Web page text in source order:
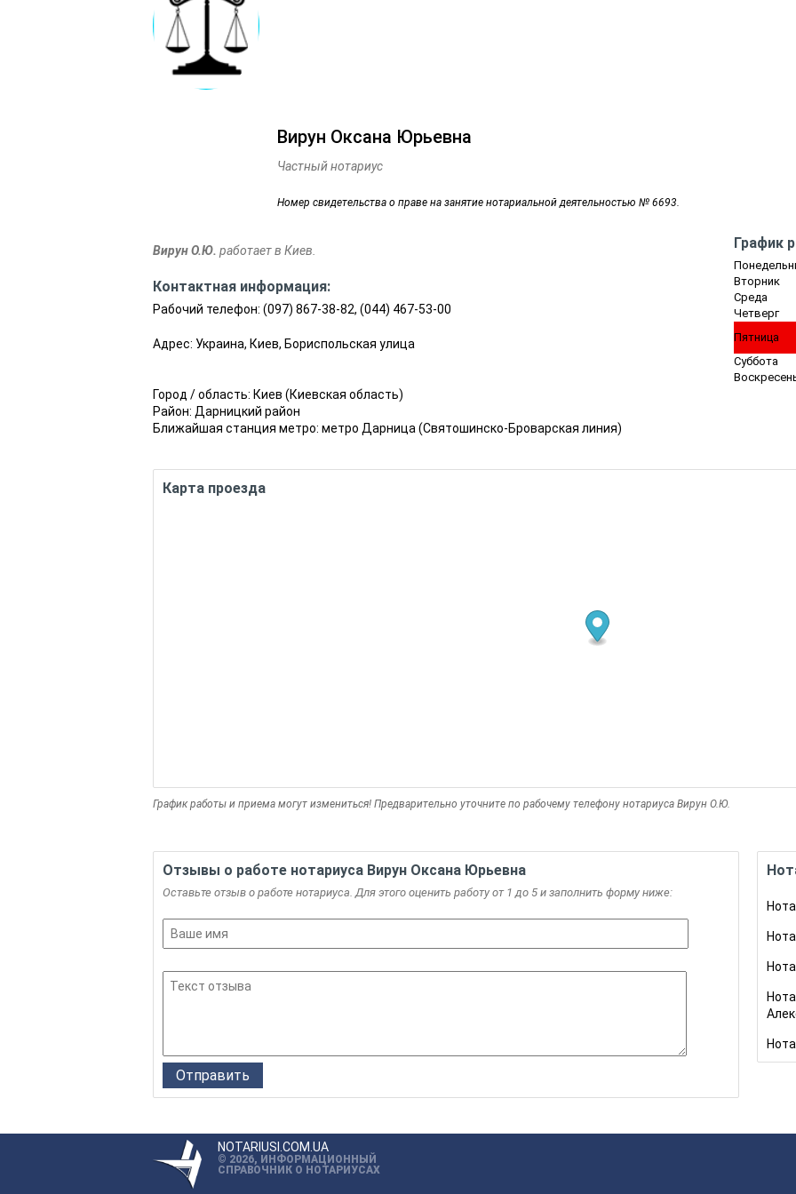
Вирун Оксана Юрьевна
Частный нотариус
Номер свидетельства о праве на занятие нотариальной деятельностью № 6693.
Вирун О.Ю. работает в Киев.
Контактная информация:
Рабочий телефон: (097) 867-38-82, (044) 467-53-00
Адрес: Украина, Киев, Бориспольская улица
Город / область: Киев (Киевская область)
Район: Дарницкий район
Ближайшая станция метро: метро Дарница (Святошинско-Броварская линия)
График
Вторник
Среда
Четверг
Пятница
Суббота
Карта проезда
График работы и приема могут измениться! Предварительно уточните по рабочему телефону нотариуса Вирун О.Ю.
Отзывы о работе нотариуса Вирун Оксана Юрьевна
Оставьте отзыв о работе нотариуса. Для этого оценить работу от 1 до 5 и заполнить форму ниже:
NOTARIUSI.COM.UA
© 2026, ИНФОРМАЦИОННЫЙ
СПРАВОЧНИК О НОТАРИУСАХ